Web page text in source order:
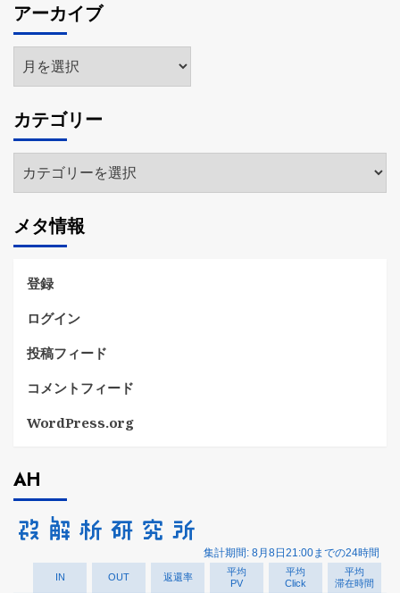
アーカイブ
ア
ー
イ
ブ
カテゴリー
テ
リ
ー
メタ情報
登録
ログイン
投稿フィード
コメントフィード
WordPress.org
AH